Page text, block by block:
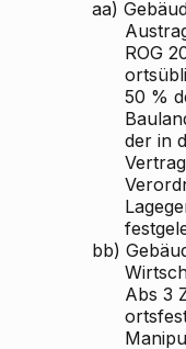
aa)
ROG
50 %
der in
bb)
Abs 3